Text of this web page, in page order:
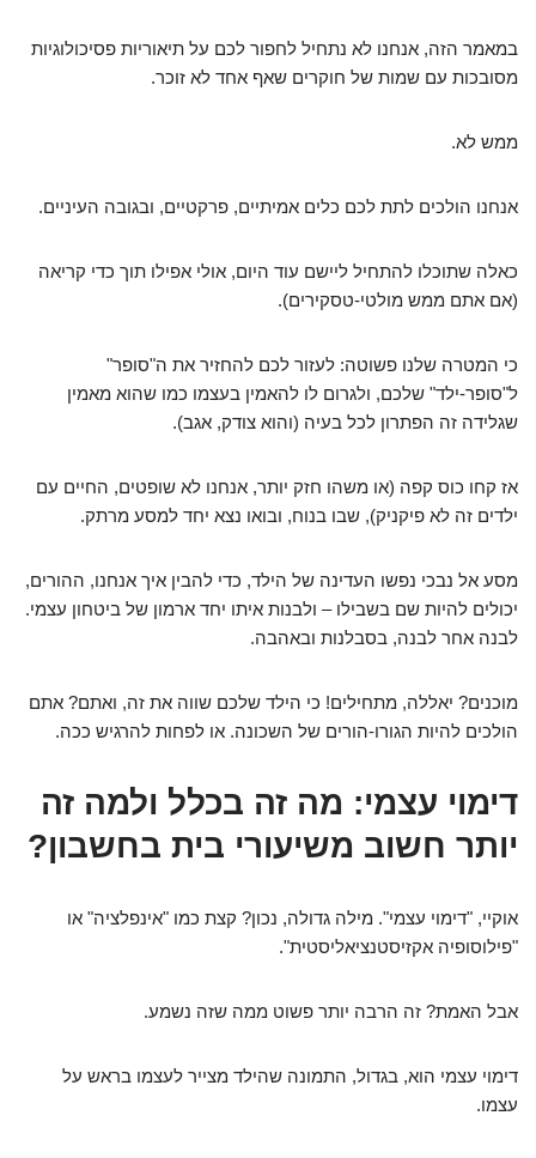
במאמר הזה, אנחנו לא נתחיל לחפור לכם על תיאוריות פסיכולוגיות
מסובכות עם שמות של חוקרים שאף אחד לא זוכר.
ממש לא.
אנחנו הולכים לתת לכם כלים אמיתיים, פרקטיים, ובגובה העיניים.
כאלה שתוכלו להתחיל ליישם עוד היום, אולי אפילו תוך כדי קריאה
(אם אתם ממש מולטי-טסקירים).
כי המטרה שלנו פשוטה: לעזור לכם להחזיר את ה"סופר"
ל"סופר-ילד" שלכם, ולגרום לו להאמין בעצמו כמו שהוא מאמין
שגלידה זה הפתרון לכל בעיה (והוא צודק, אגב).
אז קחו כוס קפה (או משהו חזק יותר, אנחנו לא שופטים, החיים עם
ילדים זה לא פיקניק), שבו בנוח, ובואו נצא יחד למסע מרתק.
מסע אל נבכי נפשו העדינה של הילד, כדי להבין איך אנחנו, ההורים,
יכולים להיות שם בשבילו – ולבנות איתו יחד ארמון של ביטחון עצמי.
לבנה אחר לבנה, בסבלנות ובאהבה.
מוכנים? יאללה, מתחילים! כי הילד שלכם שווה את זה, ואתם? אתם
הולכים להיות הגורו-הורים של השכונה. או לפחות להרגיש ככה.
דימוי עצמי: מה זה בכלל ולמה זה
יותר חשוב משיעורי בית בחשבון?
אוקיי, "דימוי עצמי". מילה גדולה, נכון? קצת כמו "אינפלציה" או
"פילוסופיה אקזיסטנציאליסטית".
אבל האמת? זה הרבה יותר פשוט ממה שזה נשמע.
דימוי עצמי הוא, בגדול, התמונה שהילד מצייר לעצמו בראש על
עצמו.